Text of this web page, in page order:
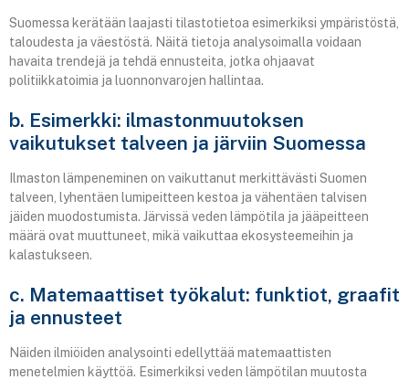
Suomessa kerätään laajasti tilastotietoa esimerkiksi ympäristöstä,
taloudesta ja väestöstä. Näitä tietoja analysoimalla voidaan
havaita trendejä ja tehdä ennusteita, jotka ohjaavat
politiikkatoimia ja luonnonvarojen hallintaa.
b. Esimerkki: ilmastonmuutoksen
vaikutukset talveen ja järviin Suomessa
Ilmaston lämpeneminen on vaikuttanut merkittävästi Suomen
talveen, lyhentäen lumipeitteen kestoa ja vähentäen talvisen
jäiden muodostumista. Järvissä veden lämpötila ja jääpeitteen
määrä ovat muuttuneet, mikä vaikuttaa ekosysteemeihin ja
kalastukseen.
c. Matemaattiset työkalut: funktiot, graafit
ja ennusteet
Näiden ilmiöiden analysointi edellyttää matemaattisten
menetelmien käyttöä. Esimerkiksi veden lämpötilan muutosta